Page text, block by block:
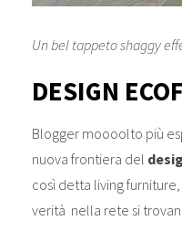
Un bel tappeto shaggy
DESIGN
Blogger moooolto più
nuova frontiera del
così detta living
verità nella rete si